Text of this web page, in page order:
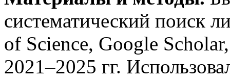
систематический поиск
of Science, Google
2021–2025 гг.